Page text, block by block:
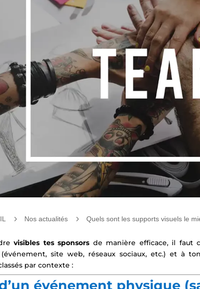
Nos actualités Quels sont les supports visuels le
visibles tes sponsors de manière efficace, il faut
site web, réseaux sociaux, etc.) et à
par contexte :
événement physique